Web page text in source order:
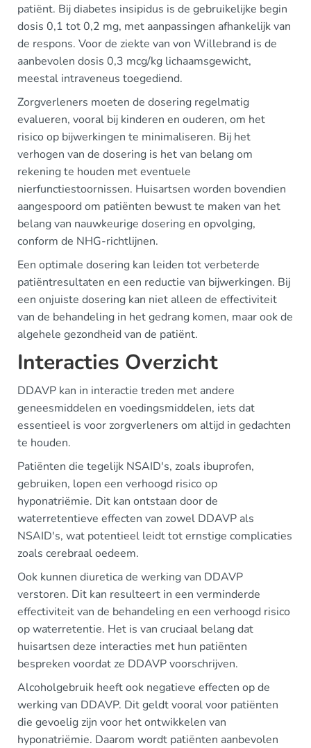
patiënt. Bij diabetes insipidus is de gebruikelijke begin
dosis 0,1 tot 0,2 mg, met aanpassingen afhankelijk van
de respons. Voor de ziekte van von Willebrand is de
aanbevolen dosis 0,3 mcg/kg lichaamsgewicht,
meestal intraveneus toegediend.
Zorgverleners moeten de dosering regelmatig
evalueren, vooral bij kinderen en ouderen, om het
risico op bijwerkingen te minimaliseren. Bij het
verhogen van de dosering is het van belang om
rekening te houden met eventuele
nierfunctiestoornissen. Huisartsen worden bovendien
aangespoord om patiënten bewust te maken van het
belang van nauwkeurige dosering en opvolging,
conform de NHG-richtlijnen.
Een optimale dosering kan leiden tot verbeterde
patiëntresultaten en een reductie van bijwerkingen. Bij
een onjuiste dosering kan niet alleen de effectiviteit
van de behandeling in het gedrang komen, maar ook de
algehele gezondheid van de patiënt.
Interacties Overzicht
DDAVP kan in interactie treden met andere
geneesmiddelen en voedingsmiddelen, iets dat
essentieel is voor zorgverleners om altijd in gedachten
te houden.
Patiënten die tegelijk NSAID's, zoals ibuprofen,
gebruiken, lopen een verhoogd risico op
hyponatriëmie. Dit kan ontstaan door de
waterretentieve effecten van zowel DDAVP als
NSAID's, wat potentieel leidt tot ernstige complicaties
zoals cerebraal oedeem.
Ook kunnen diuretica de werking van DDAVP
verstoren. Dit kan resulteert in een verminderde
effectiviteit van de behandeling en een verhoogd risico
op waterretentie. Het is van cruciaal belang dat
huisartsen deze interacties met hun patiënten
bespreken voordat ze DDAVP voorschrijven.
Alcoholgebruik heeft ook negatieve effecten op de
werking van DDAVP. Dit geldt vooral voor patiënten
die gevoelig zijn voor het ontwikkelen van
hyponatriëmie. Daarom wordt patiënten aanbevolen